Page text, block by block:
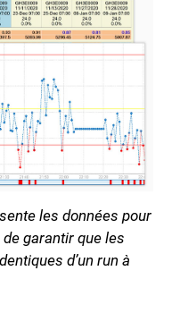
les données pour
garantir que les
d’un run à